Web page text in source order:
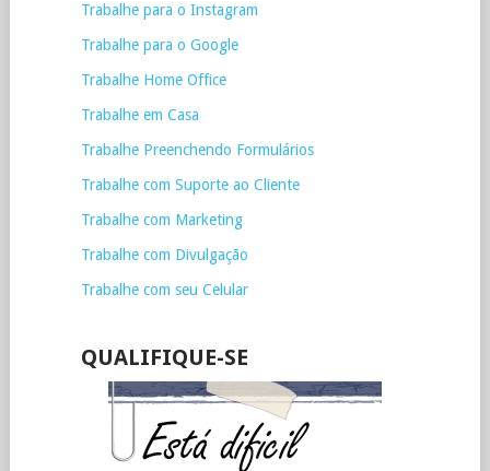
Trabalhe para o Instagram
Trabalhe para o Google
Trabalhe Home Office
Trabalhe em Casa
Trabalhe Preenchendo Formulários
Trabalhe com Suporte ao Cliente
Trabalhe com Marketing
Trabalhe com Divulgação
Trabalhe com seu Celular
QUALIFIQUE-SE